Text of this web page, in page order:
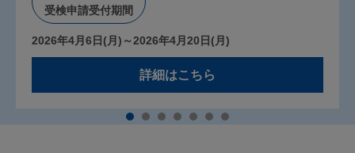
受検申請受付期間
2026年4月6日(月)～2026年4月20日(月)
詳細はこちら